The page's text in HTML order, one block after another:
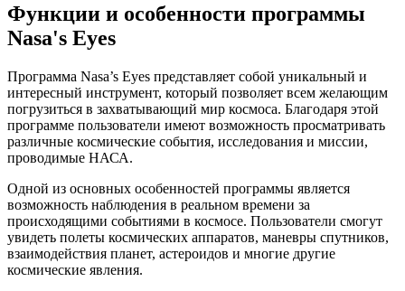
Функции и особенности программы
Nasa's Eyes
Программа Nasa’s Eyes представляет собой уникальный и
интересный инструмент, который позволяет всем желающим
погрузиться в захватывающий мир космоса. Благодаря этой
программе пользователи имеют возможность просматривать
различные космические события, исследования и миссии,
проводимые НАСА.
Одной из основных особенностей программы является
возможность наблюдения в реальном времени за
происходящими событиями в космосе. Пользователи смогут
увидеть полеты космических аппаратов, маневры спутников,
взаимодействия планет, астероидов и многие другие
космические явления.